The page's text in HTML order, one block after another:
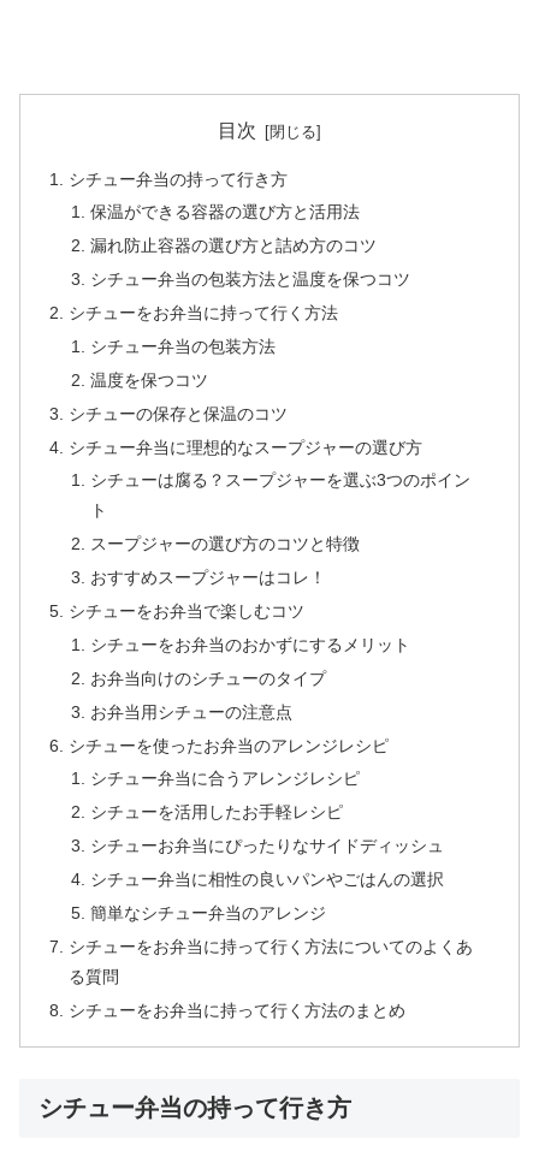
目次
シチュー弁当の持って行き方
保温ができる容器の選び方と活用法
漏れ防止容器の選び方と詰め方のコツ
シチュー弁当の包装方法と温度を保つコツ
シチューをお弁当に持って行く方法
シチュー弁当の包装方法
温度を保つコツ
シチューの保存と保温のコツ
シチュー弁当に理想的なスープジャーの選び方
シチューは腐る？スープジャーを選ぶ3つのポイン
ト
スープジャーの選び方のコツと特徴
おすすめスープジャーはコレ！
シチューをお弁当で楽しむコツ
シチューをお弁当のおかずにするメリット
お弁当向けのシチューのタイプ
お弁当用シチューの注意点
シチューを使ったお弁当のアレンジレシピ
シチュー弁当に合うアレンジレシピ
シチューを活用したお手軽レシピ
シチューお弁当にぴったりなサイドディッシュ
シチュー弁当に相性の良いパンやごはんの選択
簡単なシチュー弁当のアレンジ
シチューをお弁当に持って行く方法についてのよくあ
る質問
シチューをお弁当に持って行く方法のまとめ
シチュー弁当の持って行き方